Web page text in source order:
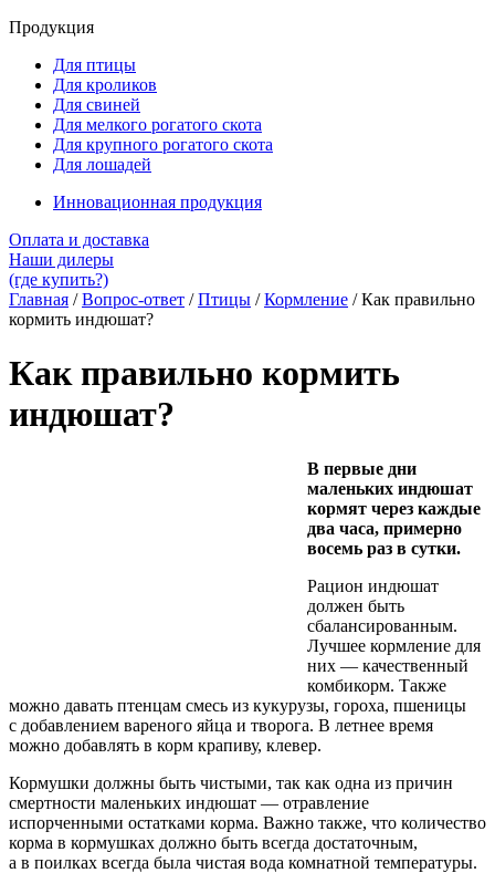
Продукция
Для птицы
Для кроликов
Для свиней
Для мелкого рогатого скота
Для крупного рогатого скота
Для лошадей
Инновационная продукция
Оплата и доставка
Наши дилеры
(где купить?)
Главная /Вопрос-ответ /Птицы /Кормление /Как правильно
кормить индюшат?
Как правильно кормить
индюшат?
В первые дни
маленьких индюшат
кормят через каждые
два часа, примерно
восемь раз в сутки.
Рацион индюшат
должен быть
сбалансированным.
Лучшее кормление для
них — качественный
комбикорм. Также
можно давать птенцам смесь из кукурузы, гороха, пшеницы
с добавлением вареного яйца и творога. В летнее время
можно добавлять в корм крапиву, клевер.
Кормушки должны быть чистыми, так как одна из причин
смертности маленьких индюшат — отравление
испорченными остатками корма. Важно также, что количество
корма в кормушках должно быть всегда достаточным,
а в поилках всегда была чистая вода комнатной температуры.